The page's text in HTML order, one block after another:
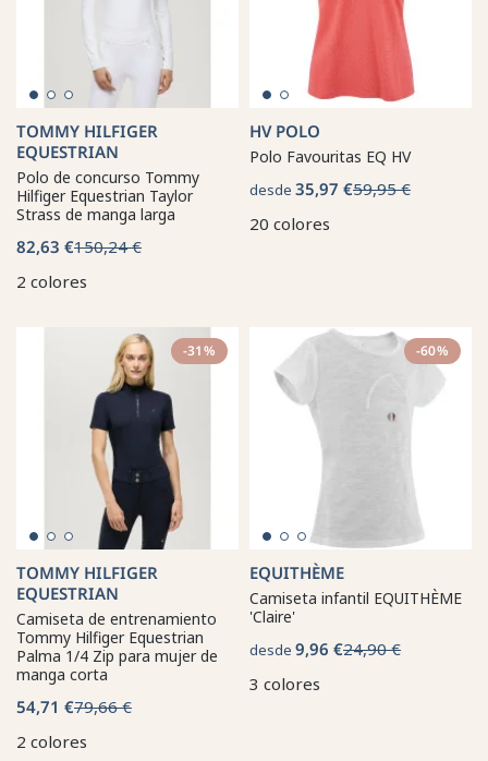
TOMMY HILFIGER
EQUESTRIAN
Polo de concurso Tommy
Hilfiger Equestrian Taylor
Strass de manga larga
82,63 €150,24 €
2 colores
HV POLO
Polo Favouritas EQ HV
desde 35,97 €59,95 €
20 colores
-31%
TOMMY HILFIGER
EQUESTRIAN
Camiseta de entrenamiento
Tommy Hilfiger Equestrian
Palma 1/4 Zip para mujer de
manga corta
54,71 €79,66 €
2 colores
-60%
EQUITHÈME
Camiseta infantil EQUITHÈME
'Claire'
desde 9,96 €24,90 €
3 colores